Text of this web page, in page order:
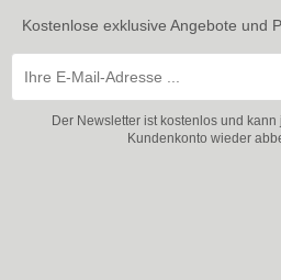
Kostenlose exklusive Angebote und
Der Newsletter ist kostenlos und
Kundenkonto wieder